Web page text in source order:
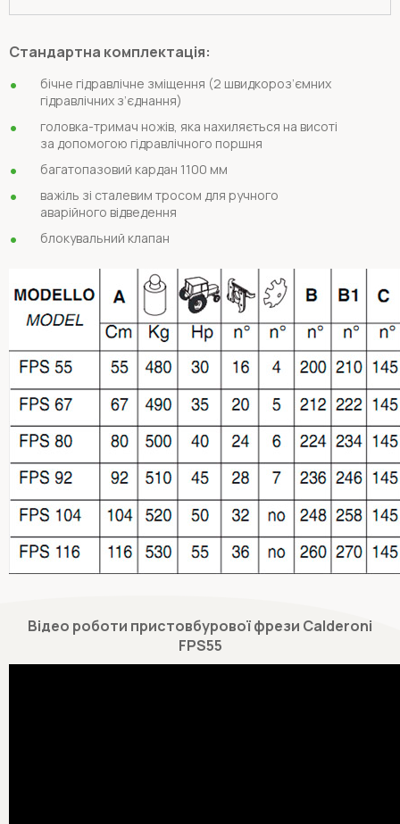
Стандартна комплектація:
бічне гідравлічне зміщення (2 швидкороз’ємних
гідравлічних з’єднання)
головка-тримач ножів, яка нахиляється на висоті
за допомогою гідравлічного поршня
багатопазовий кардан 1100 мм
важіль зі сталевим тросом для ручного
аварійного відведення
блокувальний клапан
Відео роботи пристовбурової фрези Calderoni
FPS55